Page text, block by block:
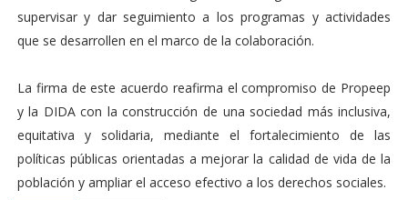
supervisar y dar seguimiento a los programas y actividades
que se desarrollen en el marco de la colaboración.
La firma de este acuerdo reafirma el compromiso de Propeep
y la DIDA con la construcción de una sociedad más inclusiva,
equitativa y solidaria, mediante el fortalecimiento de las
políticas públicas orientadas a mejorar la calidad de vida de la
población y ampliar el acceso efectivo a los derechos sociales.